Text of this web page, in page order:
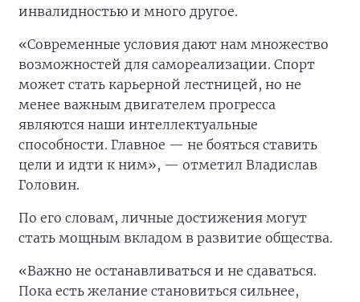
инвалидностью и много другое.
«Современные условия дают нам множество
возможностей для самореализации. Спорт
может стать карьерной лестницей, но не
менее важным двигателем прогресса
являются наши интеллектуальные
способности. Главное — не бояться ставить
цели и идти к ним», — отметил Владислав
Головин.
По его словам, личные достижения могут
стать мощным вкладом в развитие общества.
«Важно не останавливаться и не сдаваться.
Пока есть желание становиться сильнее,